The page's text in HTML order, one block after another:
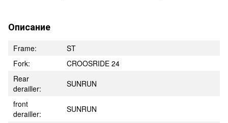
Описание
Frame:
ST
Fork:
CROOSRIDE 24
Rear
derailler:
SUNRUN
front
derailler:
SUNRUN